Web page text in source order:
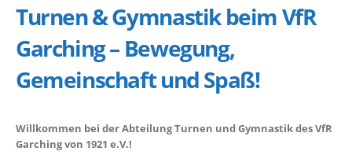
Turnen & Gymnastik beim VfR
Garching – Bewegung,
Gemeinschaft und Spaß!
Willkommen bei der Abteilung Turnen und Gymnastik des VfR
Garching von 1921 e.V.!